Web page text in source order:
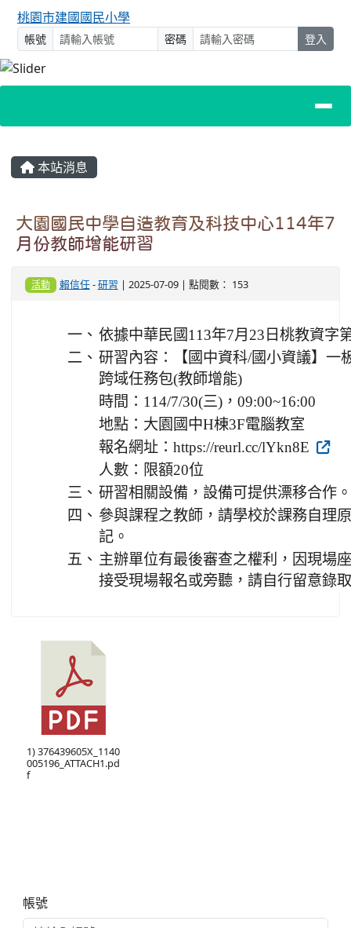
桃園市建國國民小學
帳號 密碼 登入
主內容區域
本站消息
大園國民中學自造教育及科技中心114年7
月份教師增能研習
活動 賴信任-研習 | 2025-07-09 | 點閱數： 153
一、 依據中華民國113年7月23日桃教資字
二、 研習內容：【國中資科/國小資議】一
跨域任務包(教師增能)
時間：114/7/30(三)，09:00~16:00
地點：大園國中H棟3F電腦教室
報名網址：https://reurl.cc/lYkn8E
人數：限額20位
三、 研習相關設備，設備可提供漂移合作。
四、 參與課程之教師，請學校於課務自理
記。
五、 主辦單位有最後審查之權利，因現場
接受現場報名或旁聽，請自行留意錄
1) 376439605X_1140
005196_ATTACH1.pd
f
帳號